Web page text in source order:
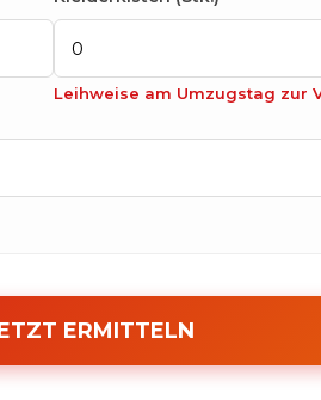
Leihweise am Umzugstag zur
ERMITTELN